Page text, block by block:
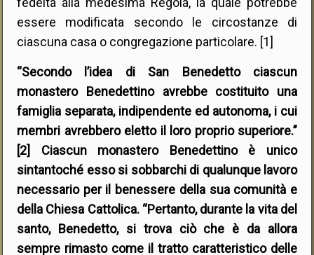
essere modificata secondo le circostanze di
ciascuna casa o congregazione particolare. [1]
“Secondo l’idea di San Benedetto ciascun
monastero Benedettino avrebbe costituito una
famiglia separata, indipendente ed autonoma, i cui
membri avrebbero eletto il loro proprio superiore.”
[2] Ciascun monastero Benedettino è unico
sintantoché esso si sobbarchi di qualunque lavoro
necessario per il benessere della sua comunità e
della Chiesa Cattolica. “Pertanto, durante la vita del
santo, Benedetto, si trova ciò che è da allora
sempre rimasto come il tratto caratteristico delle